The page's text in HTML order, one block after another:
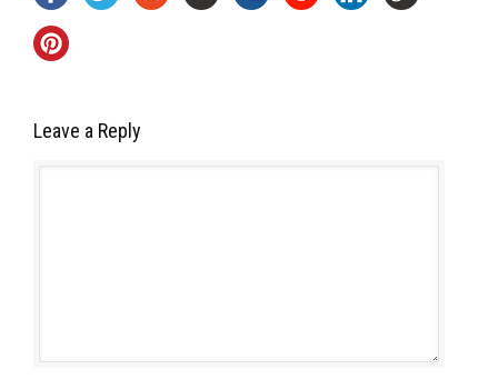
Leave a Reply